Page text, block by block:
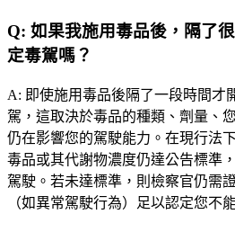
Q: 如果我施用毒品後，隔了
定毒駕嗎？
A: 即使施用毒品後隔了一段時間才
駕，這取決於毒品的種類、劑量、
仍在影響您的駕駛能力。在現行法
毒品或其代謝物濃度仍達公告標準
駕駛。若未達標準，則檢察官仍需
（如異常駕駛行為）足以認定您不